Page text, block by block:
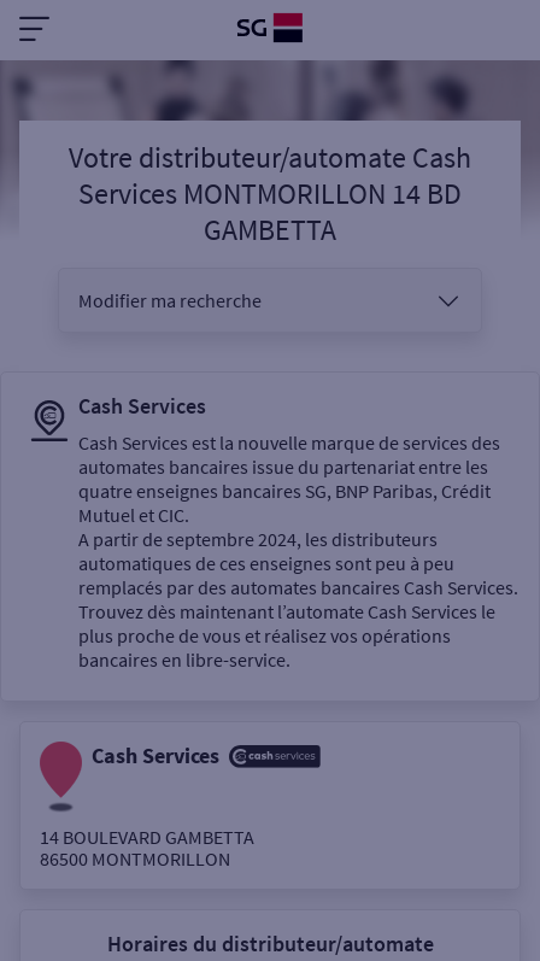
Votre distributeur/automate Cash
Services MONTMORILLON 14 BD
GAMBETTA
Modifier ma recherche
Sélectionnez votre recherche
Un service
Autour de moi
Cash Services
Cash Services est la nouvelle marque de services des
automates bancaires issue du partenariat entre les
quatre enseignes bancaires SG, BNP Paribas, Crédit
Mutuel et CIC.
A partir de septembre 2024, les distributeurs
automatiques de ces enseignes sont peu à peu
remplacés par des automates bancaires Cash Services.
Trouvez dès maintenant l’automate Cash Services le
plus proche de vous et réalisez vos opérations
bancaires en libre-service.
Cash Services
14 BOULEVARD GAMBETTA
86500 MONTMORILLON
Horaires du distributeur/automate